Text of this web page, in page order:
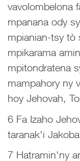
vavolombelona
mpanana ody
mpianian-tsy tò
mpikarama
mpitondratena
mampahory ny
hoy Jehovah,
6 Fa Izaho
taranak'i
7 Hatramin'ny